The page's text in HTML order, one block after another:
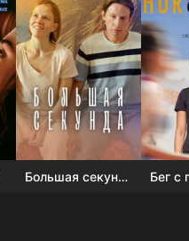
Большая секунда